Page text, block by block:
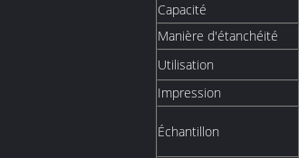
Capacité
Manière d'étanchéité
Utilisation
Impression
Échantillon